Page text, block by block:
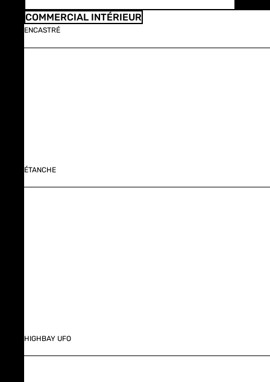
COMMERCIAL INTÉRIEUR
ENCASTRÉ
ÉTANCHE
HIGHBAY UFO